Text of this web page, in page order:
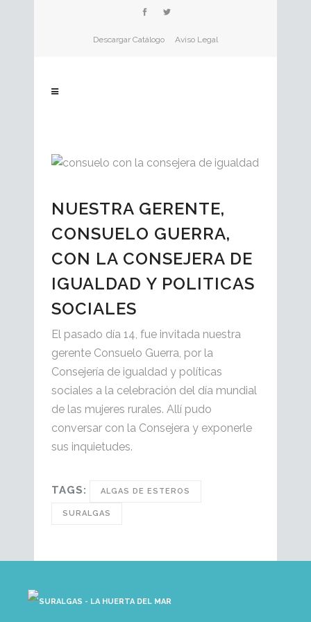
Descargar Catálogo Aviso Legal
NUESTRA GERENTE,
CONSUELO GUERRA,
CON LA CONSEJERA DE
IGUALDAD Y POLITICAS
SOCIALES
El pasado día 14, fue invitada nuestra
gerente Consuelo Guerra, por la
Consejería de igualdad y políticas
sociales a la celebración del día mundial
de las mujeres rurales. Allí pudo
conversar con la Consejera y exponerle
sus inquietudes.
TAGS: ALGAS DE ESTEROS
SURALGAS